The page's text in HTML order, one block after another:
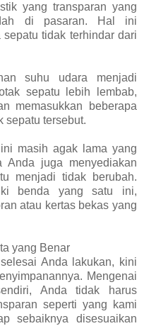
yang transparan yang
di pasaran. Hal ini
tidak terhindar dari
suhu udara menjadi
sepatu lebih lembab,
memasukkan beberapa
sepatu tersebut.
masih agak lama yang
Anda juga menyediakan
menjadi tidak berubah.
benda yang satu ini,
atau kertas bekas yang
yang Benar
Anda lakukan, kini
Mengenai
Anda tidak harus
seperti yang kami
sebaiknya disesuaikan